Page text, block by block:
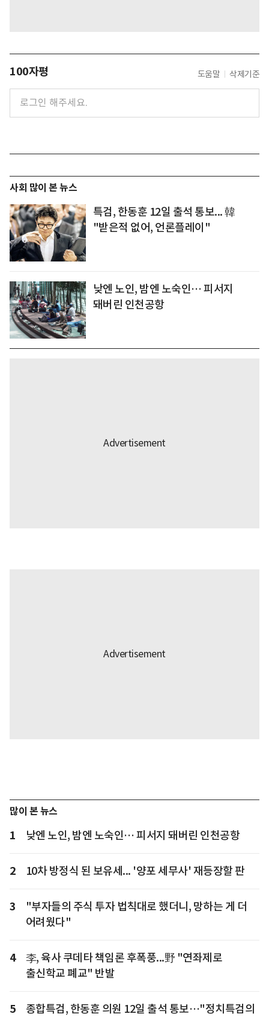
100자평 도움말 삭제기준
사회 많이 본 뉴스
특검, 한동훈 12일 출석 통보... 韓
"받은적 없어, 언론플레이"
낮엔 노인, 밤엔 노숙인… 피서지
돼버린 인천공항
많이 본 뉴스
1 낮엔 노인, 밤엔 노숙인… 피서지 돼버린 인천공항
2 10차 방정식 된 보유세... '양포 세무사' 재등장할 판
3
"부자들의 주식 투자 법칙대로 했더니, 망하는 게 더
어려웠다"
4
李, 육사 쿠데타 책임론 후폭풍...野 "연좌제로
출신학교 폐교" 반발
5
종합특검, 한동훈 의원 12일 출석 통보…"정치특검의